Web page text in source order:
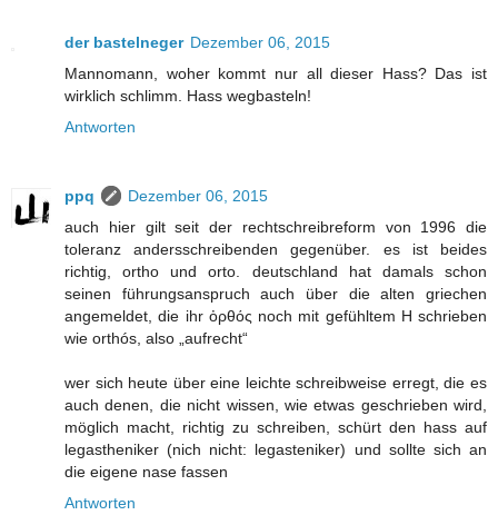
der bastelneger Dezember 06, 2015
Mannomann, woher kommt nur all dieser Hass? Das ist
wirklich schlimm. Hass wegbasteln!
Antworten
ppq
Dezember 06, 2015
auch hier gilt seit der rechtschreibreform von 1996 die
toleranz andersschreibenden gegenüber. es ist beides
richtig, ortho und orto. deutschland hat damals schon
seinen führungsanspruch auch über die alten griechen
angemeldet, die ihr ὀρθός noch mit gefühltem H schrieben
wie orthós, also „aufrecht“
wer sich heute über eine leichte schreibweise erregt, die es
auch denen, die nicht wissen, wie etwas geschrieben wird,
möglich macht, richtig zu schreiben, schürt den hass auf
legastheniker (nich nicht: legasteniker) und sollte sich an
die eigene nase fassen
Antworten